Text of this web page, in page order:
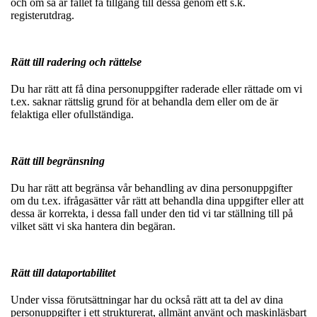
och om så är fallet få tillgång till dessa genom ett s.k.
registerutdrag.
Rätt till radering och rättelse
Du har rätt att få dina personuppgifter raderade eller rättade om vi
t.ex. saknar rättslig grund för at behandla dem eller om de är
felaktiga eller ofullständiga.
Rätt till begränsning
Du har rätt att begränsa vår behandling av dina personuppgifter
om du t.ex. ifrågasätter vår rätt att behandla dina uppgifter eller att
dessa är korrekta, i dessa fall under den tid vi tar ställning till på
vilket sätt vi ska hantera din begäran.
Rätt till dataportabilitet
Under vissa förutsättningar har du också rätt att ta del av dina
personuppgifter i ett strukturerat, allmänt använt och maskinläsbart